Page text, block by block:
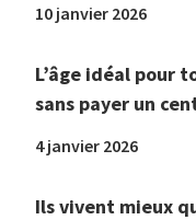
10 janvier 2026
L’âge idéal pour
sans payer un
4 janvier 2026
Ils vivent mieux